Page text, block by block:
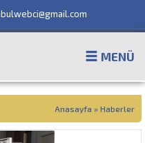
MENÜ
Anasayfa » Haberler